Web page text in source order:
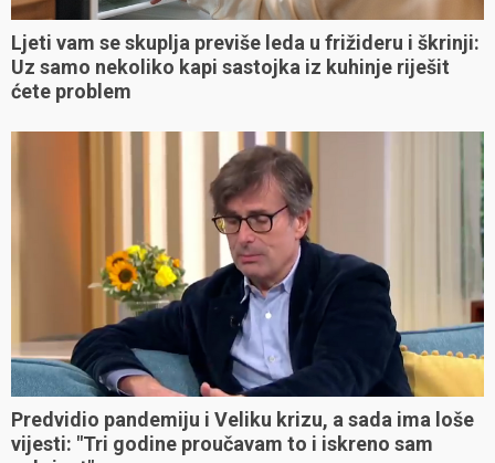
Ljeti vam se skuplja previše leda u frižideru i škrinji:
Uz samo nekoliko kapi sastojka iz kuhinje riješit
ćete problem
Predvidio pandemiju i Veliku krizu, a sada ima loše
vijesti: "Tri godine proučavam to i iskreno sam